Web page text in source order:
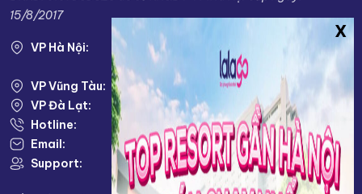
15/8/2017
VP Hà Nội:
VP HÀ NỘI: Số 38 Louis I, KĐT Louis City, Đại
Mỗ, Nam Từ Liêm, TP. Hà Nội
VP Vũng Tàu: 79 Võ Thị Sáu, Phường 2, Tp. Vũng Tàu
VP Đà Lạt:
KĐT Nam Hồ, Phường 11, TP. Đà Lạt
Hotline:
0943333333
Email:
info@lalago.vn
Support:
Thứ 2 - Thứ 7 : 8.00 AM - 17.00 PM